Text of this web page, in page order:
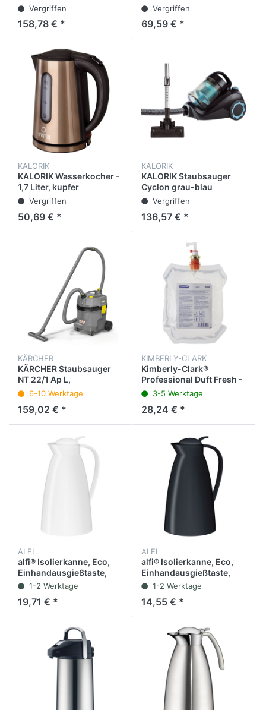
Leistungsstufen,
dunkelgrau
Vergriffen
158,78 € *
Vergriffen
69,59 € *
KALORIK
KALORIK Wasserkocher -
1,7 Liter, kupfer
Vergriffen
50,69 € *
KALORIK
KALORIK Staubsauger
Cyclon grau-blau
Vergriffen
136,57 € *
KÄRCHER
KÄRCHER Staubsauger
NT 22/1 Ap L,
Netzanschluss,
Saugleistung: 1.300 W, 37
x 38 x 48 cm,
grau/schwarz/gelb
6-10 Werktage
159,02 € *
KIMBERLY-CLARK
Kimberly-Clark®
Professional Duft Fresh -
Nachfüllpack, 300 ml
3-5 Werktage
28,24 € *
ALFI
alfi® Isolierkanne, Eco,
Einhandausgießtaste,
Kunststoff, 1 l, weiß
1-2 Werktage
19,71 € *
ALFI
alfi® Isolierkanne, Eco,
Einhandausgießtaste,
Kunststoff, 1 l, schwarz
1-2 Werktage
14,55 € *